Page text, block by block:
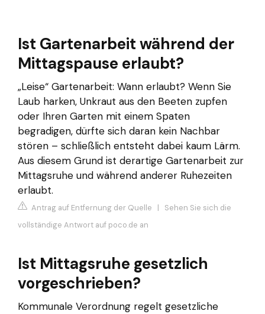
Ist Gartenarbeit während der
Mittagspause erlaubt?
„Leise“ Gartenarbeit: Wann erlaubt? Wenn Sie
Laub harken, Unkraut aus den Beeten zupfen
oder Ihren Garten mit einem Spaten
begradigen, dürfte sich daran kein Nachbar
stören – schließlich entsteht dabei kaum Lärm.
Aus diesem Grund ist derartige Gartenarbeit zur
Mittagsruhe und während anderer Ruhezeiten
erlaubt.
Antrag auf Entfernung der Quelle | Sehen Sie sich die
vollständige Antwort auf poco.de an
Ist Mittagsruhe gesetzlich
vorgeschrieben?
Kommunale Verordnung regelt gesetzliche